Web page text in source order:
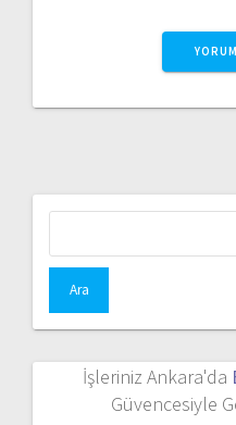
İşleriniz Ankara'da
Güvencesiyle